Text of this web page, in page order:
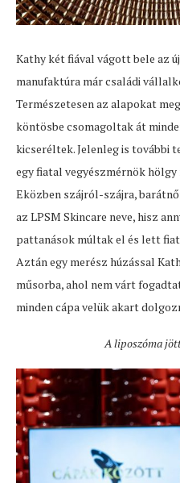
Kathy két fiával vágott bele az
manufaktúra már családi
Természetesen az alapokat
köntösbe csomagoltak át
kicseréltek. Jelenleg is további
egy fiatal vegyészmérnök
Eközben szájról-szájra,
az LPSM Skincare neve, hisz
pattanások múltak el és lett
Aztán egy merész húzással
műsorba, ahol nem várt
minden cápa velük akart
A liposzóma